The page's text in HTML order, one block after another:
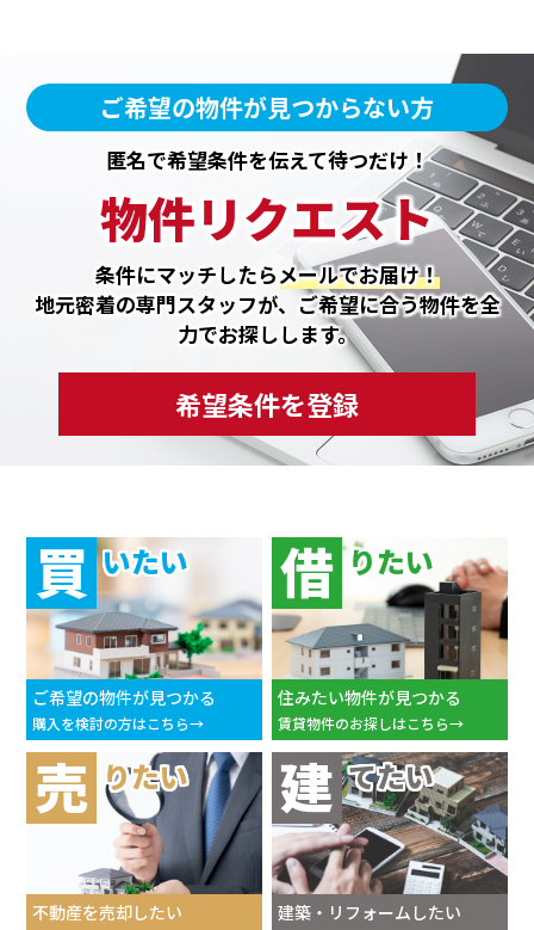
ご希望の物件が見つからない方
匿名で希望条件を伝えて待つだけ！
物件リクエスト
条件にマッチしたらメールでお届け！
地元密着の専門スタッフが、ご希望に合う物件を全
力でお探しします。
希望条件を登録
買 いたい
ご希望の物件が見つかる
購入を検討の方はこちら
借 りたい
住みたい物件が見つかる
賃貸物件のお探しはこちら
売 りたい
不動産を売却したい
建 てたい
建築・リフォームしたい